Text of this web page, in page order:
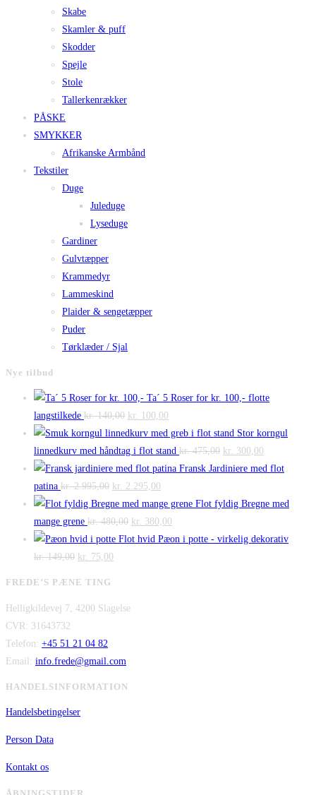
Skabe
Skamler & puff
Skodder
Spejle
Stole
Tallerkenrækker
PÅSKE
SMYKKER
Afrikanske Armbånd
Tekstiler
Duge
Juleduge
Lyseduge
Gardiner
Gulvtæpper
Krammedyr
Lammeskind
Plaider & sengetæpper
Puder
Tørklæder / Sjal
Nye tilbud
Ta´ 5 Roser for kr. 100,- flotte
langstilkede kr.140,00 Den
oprindelige
pris
var:
kr. 140,00.
kr. 100,00
aktuelle
pris
er:
Stor korngul
linnedkurv med håndtag i flot stand kr.475,00 Den
oprindelige
var:
kr. 300,00
aktuelle
er:
Fransk Jardiniere med flot
patina kr.2.995,00 Den
oprindelige
pris
var:
kr. 2.995,00.
kr. 2.295,00
aktuelle
pris
er:
Flot fyldig Bregne med
mange grene kr.480,00 Den
oprindelige
kr. 380,00
aktuelle
Flot hvid Pæon i potte - virkelig dekorativ
kr.149,00 Den
var:
kr. 75,00
er:
FREDE’S PÆNE TING
Helligkildevej 7, 4200 Slagelse
CVR: 31643732
Telefon: +45 51 21 04 82
Email: info.frede@gmail.com
HANDELSINFORMATION
Handelsbetingelser
Person Data
Kontakt os